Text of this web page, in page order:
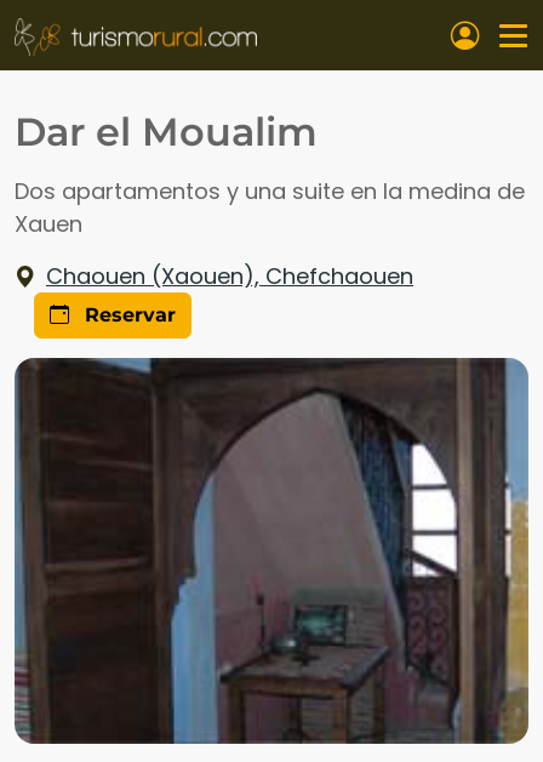
Pasar al contenido principal
Dar el Moualim
Dos apartamentos y una suite en la medina de
Xauen
Chaouen (Xaouen), Chefchaouen
Reservar